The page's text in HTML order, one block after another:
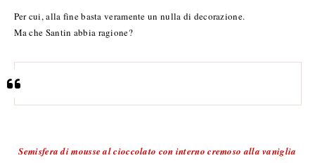
Per cui, alla fine basta veramente un nulla di decorazione.
Ma che Santin abbia ragione?
Semisfera di mousse al cioccolato con interno cremoso alla vaniglia